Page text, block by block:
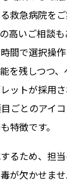
救急病院を
高いご相談も
間で選択操
を残しつつ
ットが採用
ごとのアイ
特徴です。
るため、担
が欠かせま